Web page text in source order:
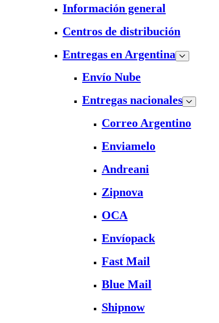
Información general
Centros de distribución
Entregas en Argentina
Envío Nube
Entregas nacionales
Correo Argentino
Enviamelo
Andreani
Zipnova
OCA
Envíopack
Fast Mail
Blue Mail
Shipnow